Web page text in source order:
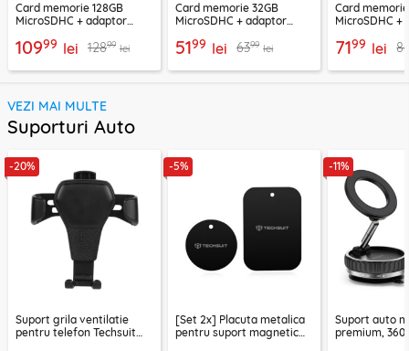
Card memorie 128GB
MicroSDHC + adaptor
10999 lei 12899 lei
Card memorie 32GB
MicroSDHC + adaptor
5199 lei 6399 lei
Card
MicroSDHC +
7199 lei
VEZI MAI MULTE
Suporturi Auto
-20%
Suport grila ventilatie
pentru telefon Techsuit
-5%
[Set 2x] Placuta metalica
pentru suport magnetic
-11%
Suport auto
premium,